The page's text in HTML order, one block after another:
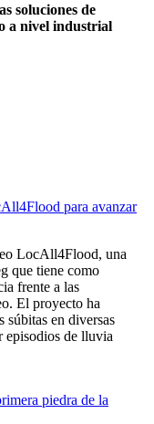
soluciones de
a nivel industrial
para avanzar
LocAll4Flood, una
que tiene como
frente a las
El proyecto ha
súbitas en diversas
episodios de lluvia
piedra de la